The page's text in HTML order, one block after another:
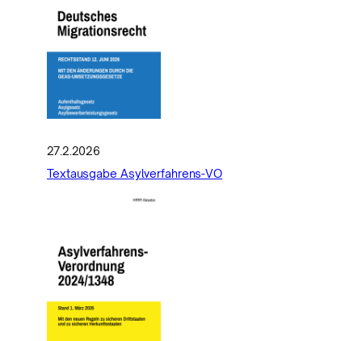
27.2.2026
Textausgabe Asylverfahrens-VO